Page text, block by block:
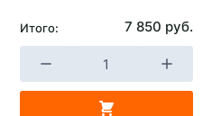
Итого: 7 850 руб.